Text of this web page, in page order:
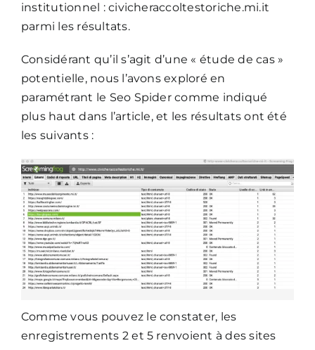
institutionnel : civicheraccoltestoriche.mi.it
parmi les résultats.
Considérant qu’il s’agit d’une « étude de cas »
potentielle, nous l’avons exploré en
paramétrant le Seo Spider comme indiqué
plus haut dans l’article, et les résultats ont été
les suivants :
Comme vous pouvez le constater, les
enregistrements 2 et 5 renvoient à des sites